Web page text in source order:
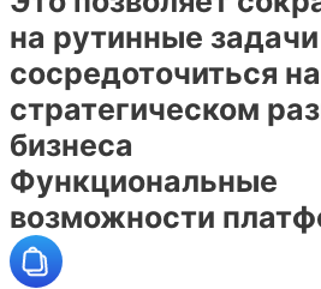
на рутинные
сосредоточиться на
стратегическом
бизнеса
Функциональные
возможности